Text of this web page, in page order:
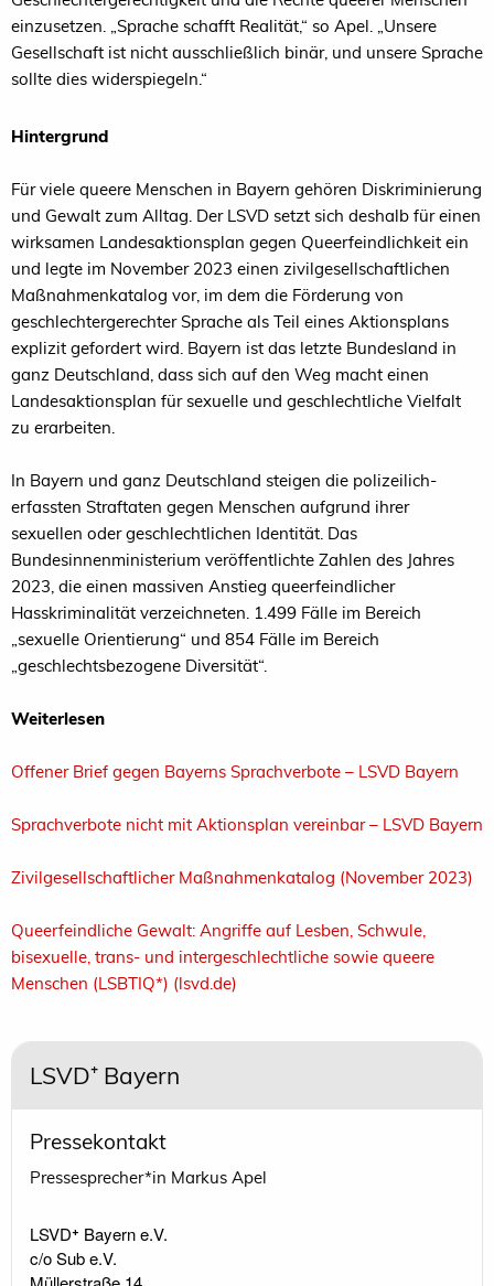
einzusetzen. „Sprache schafft Realität,“ so Apel. „Unsere
Gesellschaft ist nicht ausschließlich binär, und unsere Sprache
sollte dies widerspiegeln.“
Hintergrund
Für viele queere Menschen in Bayern gehören Diskriminierung
und Gewalt zum Alltag. Der LSVD setzt sich deshalb für einen
wirksamen Landesaktionsplan gegen Queerfeindlichkeit ein
und legte im November 2023 einen zivilgesellschaftlichen
Maßnahmenkatalog vor, im dem die Förderung von
geschlechtergerechter Sprache als Teil eines Aktionsplans
explizit gefordert wird. Bayern ist das letzte Bundesland in
ganz Deutschland, dass sich auf den Weg macht einen
Landesaktionsplan für sexuelle und geschlechtliche Vielfalt
zu erarbeiten.
In Bayern und ganz Deutschland steigen die polizeilich-
erfassten Straftaten gegen Menschen aufgrund ihrer
sexuellen oder geschlechtlichen Identität. Das
Bundesinnenministerium veröffentlichte Zahlen des Jahres
2023, die einen massiven Anstieg queerfeindlicher
Hasskriminalität verzeichneten. 1.499 Fälle im Bereich
„sexuelle Orientierung“ und 854 Fälle im Bereich
„geschlechtsbezogene Diversität“.
Weiterlesen
Offener Brief gegen Bayerns Sprachverbote – LSVD Bayern
Sprachverbote nicht mit Aktionsplan vereinbar – LSVD Bayern
Zivilgesellschaftlicher Maßnahmenkatalog (November 2023)
Queerfeindliche Gewalt: Angriffe auf Lesben, Schwule,
bisexuelle, trans- und intergeschlechtliche sowie queere
Menschen (LSBTIQ*) (lsvd.de)
LSVD⁺ Bayern
Pressekontakt
Pressesprecher*in Markus Apel
LSVD⁺ Bayern e.V.
c/o Sub e.V.